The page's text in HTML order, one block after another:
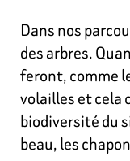
Dans nos
des arbres.
feront, comme
volailles et cela
biodiversité du
beau, les